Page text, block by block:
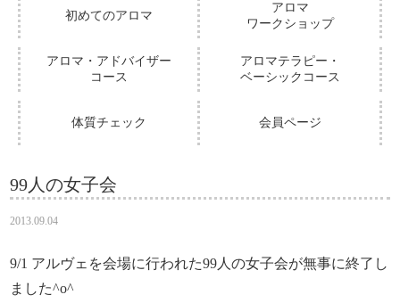
初めてのアロマ
アロマ
ワークショップ
アロマ・アドバイザー
コース
アロマテラピー・
ベーシックコース
体質チェック 会員ページ
99人の女子会
2013.09.04
9/1 アルヴェを会場に行われた99人の女子会が無事に終了し
ました^o^